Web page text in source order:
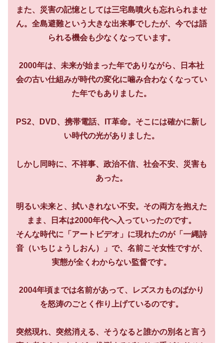
また、災害の記憶としては三宅島噴火も忘れられませ
ん。全島避難という大きな出来事でしたが、今では語
られる機会も少なくなっています。
2000年は、未来が始まった年でありながら、日本社
会の古い仕組みが時代の変化に噛み合わなくなってい
た年でもありました。
PS2、DVD、携帯電話、IT革命。そこには確かに新し
い時代の光がありました。
しかし同時に、不祥事、政治不信、社会不安、災害も
あった。
明るい未来と、拭いきれない不安。その両方を抱えた
まま、日本は2000年代へ入っていったのです。
そんな時代に「アートビデオ」に現れたのが「一縄詩
音（いちじょうしおん）」で、名前こそ女性ですが、
実態が全くわからない監督です。
2004年頃までは名前があって、レズスカものばかり
を怒涛のごとく作り上げているのです。
突然現れ、突然消える、そうなると誰かの別名と言う